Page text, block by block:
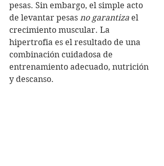
pesas. Sin embargo, el simple acto
de levantar pesas no garantiza el
crecimiento muscular. La
hipertrofia es el resultado de una
combinación cuidadosa de
entrenamiento adecuado, nutrición
y descanso.